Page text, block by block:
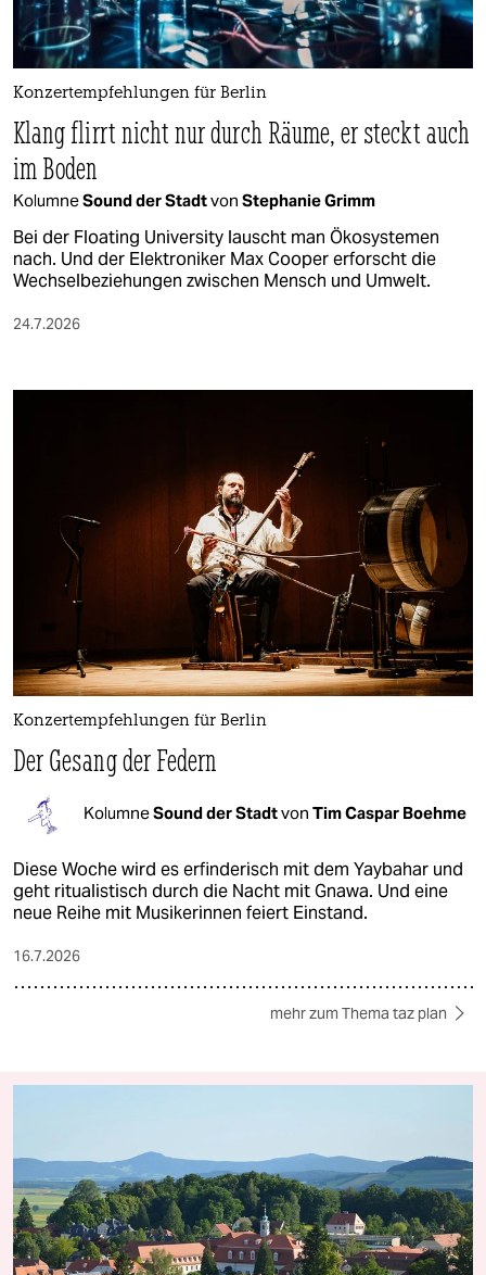
Konzertempfehlungen für Berlin
Klang flirrt nicht nur durch Räume, er steckt auch
im Boden
KolumneSound der Stadtvon Stephanie Grimm
Bei der Floating University lauscht man Ökosystemen
nach. Und der Elektroniker Max Cooper erforscht die
Wechselbeziehungen zwischen Mensch und Umwelt.
24.7.2026
Konzertempfehlungen für Berlin
Der Gesang der Federn
KolumneSound der Stadtvon Tim Caspar Boehme
Diese Woche wird es erfinderisch mit dem Yaybahar und
geht ritualistisch durch die Nacht mit Gnawa. Und eine
neue Reihe mit Musikerinnen feiert Einstand.
16.7.2026
mehr zum Thema taz plan